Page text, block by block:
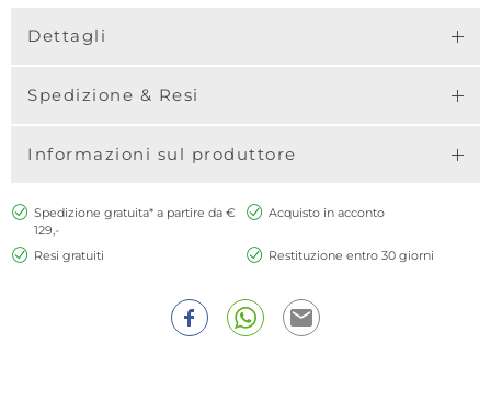
Dettagli
Spedizione & Resi
Informazioni sul produttore
Spedizione gratuita* a partire da €
129,-
Acquisto in acconto
Resi gratuiti Restituzione entro 30 giorni